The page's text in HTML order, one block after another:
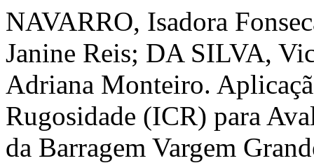
NAVARRO, Isadora
Janine Reis; DA SILVA,
Adriana Monteiro.
Rugosidade (ICR) para
da Barragem Vargem